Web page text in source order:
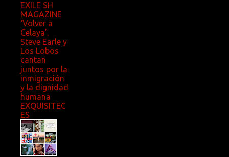
EXILE SH
MAGAZINE
‘Volver a
Celaya’.
Steve Earle y
Los Lobos
cantan
juntos por la
inmigración
y la dignidad
humana
EXQUISITEC
ES